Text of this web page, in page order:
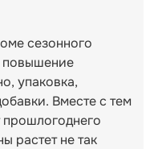
сезонного
повышение
упаковка,
Вместе с тем
прошлогоднего
растет не так